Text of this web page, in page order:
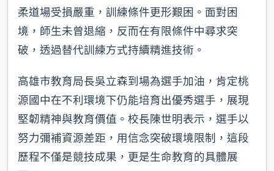
柔道場受損嚴重，訓練條件更形艱困。面對困
境，師生未曾退縮，反而在有限條件中尋求突
破，透過替代訓練方式持續精進技術。
高雄市教育局長吳立森到場為選手加油，肯定桃
源國中在不利環境下仍能培育出優秀選手，展現
堅韌精神與教育價值。校長陳世明表示，選手以
努力彌補資源差距，用信念突破環境限制，這段
歷程不僅是競技成果，更是生命教育的具體展